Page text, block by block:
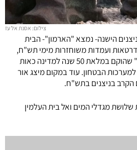
צילום: אסנת אל עז
הישנה- נמצא "הארמון"- הבית
ועמדות משוחזרות מימי תש"ח,
פסל "יד לאשה הלוחמת" שהוקם במלאת 50 שנה למדינה כאות
הבטחון. עוד במקום מיצג אור
הקרב בניצנים בתש"ח.
שלושת מגדלי המים ואל בית העלמין